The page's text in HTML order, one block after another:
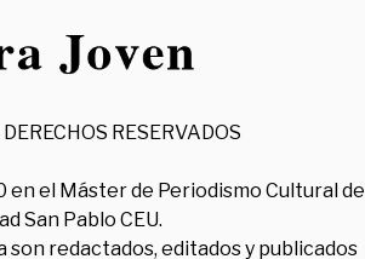
RESERVADOS
en el Máster de Periodismo Cultural de
San Pablo CEU.
redactados, editados y publicados